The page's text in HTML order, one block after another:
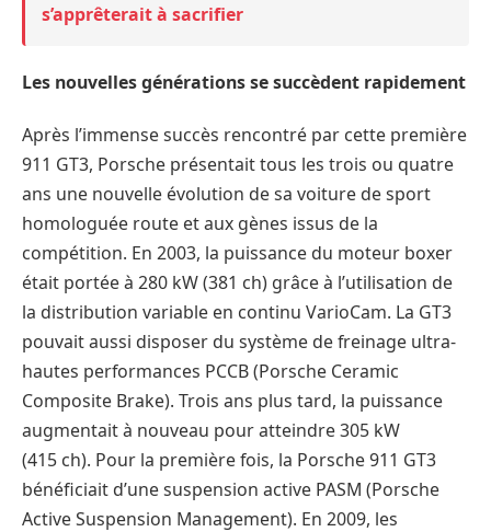
s’apprêterait à sacrifier
Les nouvelles générations se succèdent rapidement
Après l’immense succès rencontré par cette première
911 GT3, Porsche présentait tous les trois ou quatre
ans une nouvelle évolution de sa voiture de sport
homologuée route et aux gènes issus de la
compétition. En 2003, la puissance du moteur boxer
était portée à 280 kW (381 ch) grâce à l’utilisation de
la distribution variable en continu VarioCam. La GT3
pouvait aussi disposer du système de freinage ultra-
hautes performances PCCB (Porsche Ceramic
Composite Brake). Trois ans plus tard, la puissance
augmentait à nouveau pour atteindre 305 kW
(415 ch). Pour la première fois, la Porsche 911 GT3
bénéficiait d’une suspension active PASM (Porsche
Active Suspension Management). En 2009, les